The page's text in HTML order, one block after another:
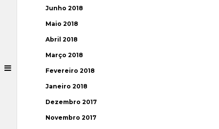
Junho 2018
Maio 2018
Abril 2018
Março 2018
Fevereiro 2018
Janeiro 2018
Dezembro 2017
Novembro 2017